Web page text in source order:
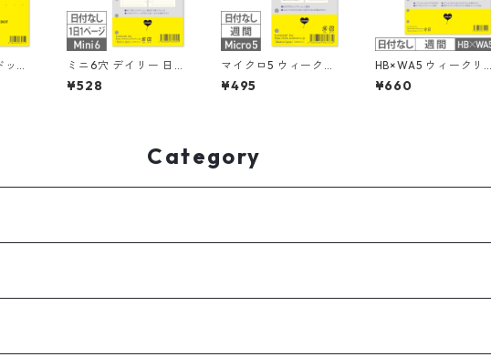
ト
ミニ6穴 デイリー 日付
なし 見開き2日間 シス
テム手帳リフィル
¥528
マイクロ5 ウィークリ
ー 日付なし 見開き4日
間 ブロック式 システ
¥495
HB×WA5 ウィークリー
日付なし 見開き1週間
ブロック式 習慣トラッ
¥660
Category